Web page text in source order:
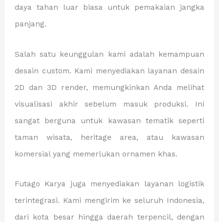
daya tahan luar biasa untuk pemakaian jangka
panjang.
Salah satu keunggulan kami adalah kemampuan
desain custom. Kami menyediakan layanan desain
2D dan 3D render, memungkinkan Anda melihat
visualisasi akhir sebelum masuk produksi. Ini
sangat berguna untuk kawasan tematik seperti
taman wisata, heritage area, atau kawasan
komersial yang memerlukan ornamen khas.
Futago Karya juga menyediakan layanan logistik
terintegrasi. Kami mengirim ke seluruh Indonesia,
dari kota besar hingga daerah terpencil, dengan